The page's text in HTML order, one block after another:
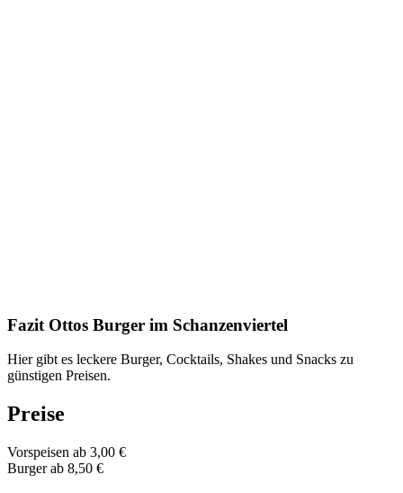
Fazit Ottos Burger im Schanzenviertel
Hier gibt es leckere Burger, Cocktails, Shakes und Snacks zu
günstigen Preisen.
Preise
Vorspeisen ab 3,00 €
Burger ab 8,50 €